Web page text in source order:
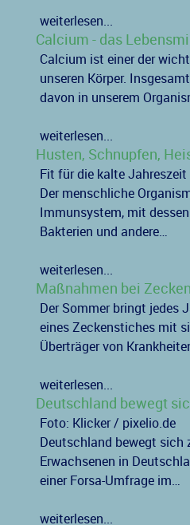
weiterlesen...
Calcium - das
Calcium ist einer der
unseren Körper.
davon in unserem
weiterlesen...
Husten, Schnupfen,
Fit für die kalte Jahreszeit
Der menschliche
Immunsystem, mit
Bakterien und andere…
weiterlesen...
Maßnahmen bei
Der Sommer bringt jedes
eines Zeckenstiches mit
Überträger von
weiterlesen...
Deutschland bewegt
Foto: Klicker / pixelio.de
Deutschland bewegt sich
Erwachsenen in
einer Forsa-Umfrage im…
weiterlesen...